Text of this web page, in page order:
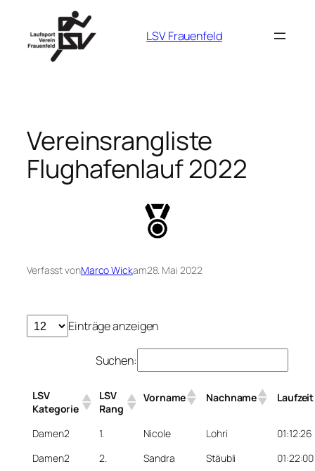
springen
LSV Frauenfeld
Vereinsrangliste
Flughafenlauf 2022
Verfasst vonMarco Wickam28. Mai 2022
Einträge anzeigen
Suchen:
LSV
Kategorie
LSV
Rang
Vorname Nachname Laufzeit
Damen2 1. Nicole Lohri
01:12:26
Damen2
2. Sandra Stäubli
01:22:00